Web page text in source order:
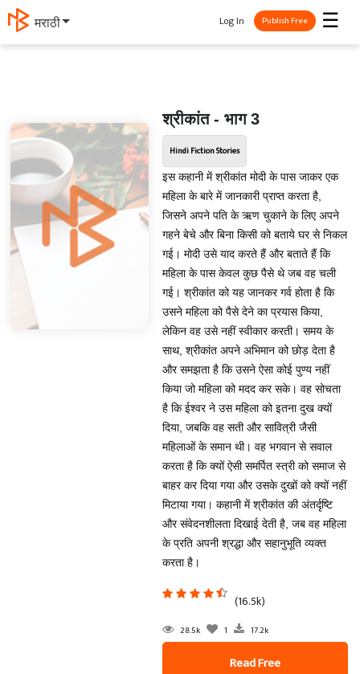
मराठी ☰
Log In Publish Free
श्रीकांत - भाग 3
Hindi Fiction Stories
इस कहानी में श्रीकांत मोदी के पास जाकर एक
महिला के बारे में जानकारी प्राप्त करता है,
जिसने अपने पति के ऋण चुकाने के लिए अपने
गहने बेचे और बिना किसी को बताये घर से निकल
गई। मोदी उसे याद करते हैं और बताते हैं कि
महिला के पास केवल कुछ पैसे थे जब वह चली
गई। श्रीकांत को यह जानकर गर्व होता है कि
उसने महिला को पैसे देने का प्रयास किया,
लेकिन वह उसे नहीं स्वीकार करती। समय के
साथ, श्रीकांत अपने अभिमान को छोड़ देता है
और समझता है कि उसने ऐसा कोई पुण्य नहीं
किया जो महिला को मदद कर सके। वह सोचता
है कि ईश्वर ने उस महिला को इतना दुख क्यों
दिया, जबकि वह सती और सावित्री जैसी
महिलाओं के समान थी। वह भगवान से सवाल
करता है कि क्यों ऐसी समर्पित स्त्री को समाज से
बाहर कर दिया गया और उसके दुखों को क्यों नहीं
मिटाया गया। कहानी में श्रीकांत की अंतर्दृष्टि
और संवेदनशीलता दिखाई देती है, जब वह महिला
के प्रति अपनी श्रद्धा और सहानुभूति व्यक्त
करता है।
(16.5k)
28.5k 1 17.2k
Read Free